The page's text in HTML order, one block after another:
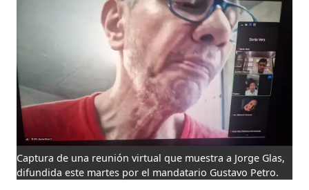
Captura de una reunión virtual que muestra a Jorge Glas,
difundida este martes por el mandatario Gustavo Petro.